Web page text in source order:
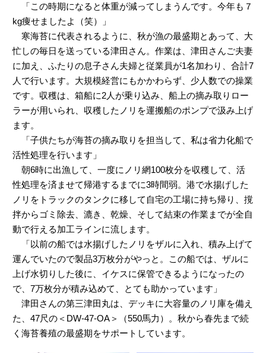
「この時期になると体重が減ってしまうんです。今年も７
kg痩せましたよ（笑）」
寒海苔に代表されるように、秋が漁の最盛期とあって、大
忙しの毎日を送っている津田さん。作業は、津田さんご夫妻
に加え、ふたりの息子さん夫婦と従業員が1名加わり、合計7
人で行います。大規模経営にもかかわらず、少人数での操業
です。収穫は、箱船に2人が乗り込み、船上の摘み取りロー
ラーが用いられ、収穫したノリを運搬船のポンプで汲み上げ
ます。
「子供たちが海苔の摘み取りを担当して、私は省力化船で
活性処理を行います」
朝6時に出漁して、一度にノリ網100枚分を収穫して、活
性処理を済ませて帰港するまでに3時間弱。港で水揚げした
ノリをトラックのタンクに移して自宅の工場に持ち帰り、撹
拌からゴミ除去、漉き、乾燥、そして結束の作業までが全自
動で行える加工ラインに流します。
「以前の船では水揚げしたノリをザルに入れ、積み上げて
運んでいたので製品3万枚分がやっと。この船では、ザルに
上げ水切りした後に、イケスに保管できるようになったの
で、7万枚分が積み込めて、とても助かっています」
津田さんの第三津田丸は、デッキに大容量のノリ庫を備え
た、47尺の＜DW-47-OA＞（550馬力）。秋から春先まで続
く海苔養殖の最盛期をサポートしています。